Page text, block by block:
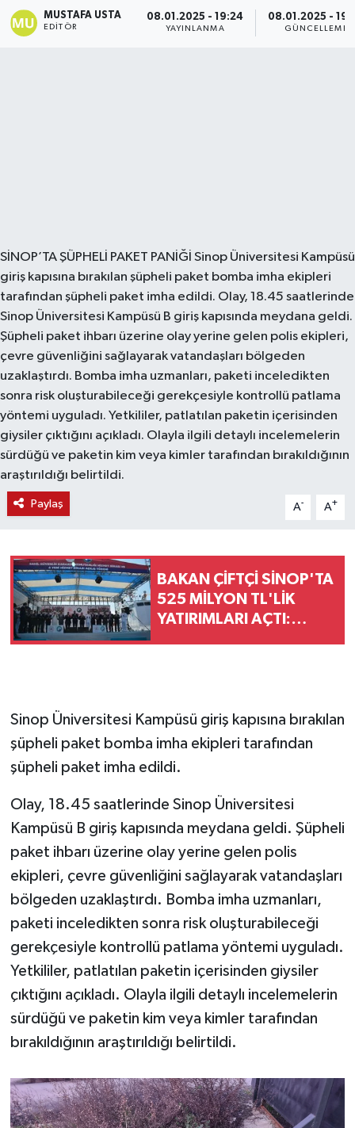
MUSTAFA USTA
EDITÖR
08.01.2025 - 19:24
YAYINLANMA
08.01.2025 -
GÜNCELLEME
SİNOP’TA ŞÜPHELİ PAKET PANİĞİ Sinop Üniversitesi Kampüsü
giriş kapısına bırakılan şüpheli paket bomba imha ekipleri
tarafından şüpheli paket imha edildi. Olay, 18.45 saatlerinde
Sinop Üniversitesi Kampüsü B giriş kapısında meydana geldi.
Şüpheli paket ihbarı üzerine olay yerine gelen polis ekipleri,
çevre güvenliğini sağlayarak vatandaşları bölgeden
uzaklaştırdı. Bomba imha uzmanları, paketi inceledikten
sonra risk oluşturabileceği gerekçesiyle kontrollü patlama
yöntemi uyguladı. Yetkililer, patlatılan paketin içerisinden
giysiler çıktığını açıkladı. Olayla ilgili detaylı incelemelerin
sürdüğü ve paketin kim veya kimler tarafından bırakıldığının
araştırıldığı belirtildi.
Paylaş A- A+
BAKAN ÇİFTÇİ SİNOP'TA
525 MİLYON TL'LİK
YATIRIMLARI AÇTI:
Sinop Üniversitesi Kampüsü giriş kapısına bırakılan
şüpheli paket bomba imha ekipleri tarafından
şüpheli paket imha edildi.
Olay, 18.45 saatlerinde Sinop Üniversitesi
Kampüsü B giriş kapısında meydana geldi. Şüpheli
paket ihbarı üzerine olay yerine gelen polis
ekipleri, çevre güvenliğini sağlayarak vatandaşları
bölgeden uzaklaştırdı. Bomba imha uzmanları,
paketi inceledikten sonra risk oluşturabileceği
gerekçesiyle kontrollü patlama yöntemi uyguladı.
Yetkililer, patlatılan paketin içerisinden giysiler
çıktığını açıkladı. Olayla ilgili detaylı incelemelerin
sürdüğü ve paketin kim veya kimler tarafından
bırakıldığının araştırıldığı belirtildi.